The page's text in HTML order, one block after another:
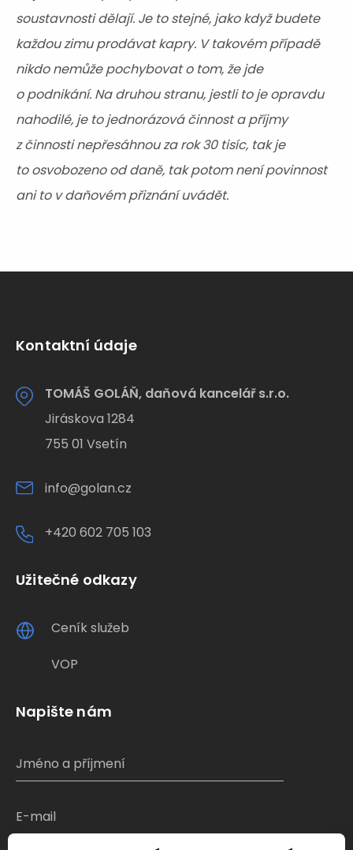
soustavnosti dělají. Je to stejné, jako když budete
každou zimu prodávat kapry. V takovém případě
nikdo nemůže pochybovat o tom, že jde
o podnikání. Na druhou stranu, jestli to je opravdu
nahodilé, je to jednorázová činnost a příjmy
z činnosti nepřesáhnou za rok 30 tisíc, tak je
to osvobozeno od daně, tak potom není povinnost
ani to v daňovém přiznání uvádět.
Kontaktní údaje
TOMÁŠ GOLÁŇ, daňová kancelář s.r.o.
Jiráskova 1284
755 01 Vsetín
info@golan.cz
+420 602 705 103
Užitečné odkazy
Ceník služeb
VOP
Napište nám